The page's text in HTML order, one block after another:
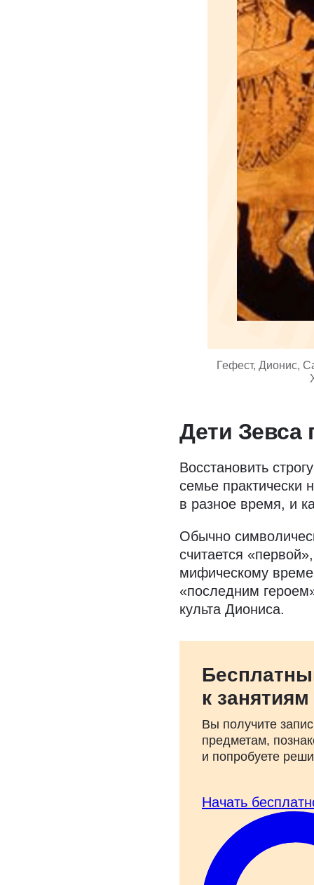
Гефест, Дионис,
Дети Зевса
Восстановить
семье
в разное время, и
Обычно
считается
мифическому
«последним
культа Диониса.
к
Вы получите
предметам,
и попробуете
Начать